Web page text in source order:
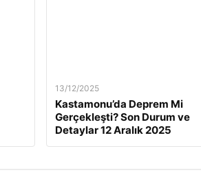
13/12/2025
Kastamonu’da Deprem Mi
Gerçekleşti? Son Durum ve
Detaylar 12 Aralık 2025